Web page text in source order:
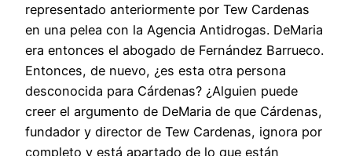
representado anteriormente por Tew Cardenas
en una pelea con la Agencia Antidrogas. DeMaria
era entonces el abogado de Fernández Barrueco.
Entonces, de nuevo, ¿es esta otra persona
desconocida para Cárdenas? ¿Alguien puede
creer el argumento de DeMaria de que Cárdenas,
fundador y director de Tew Cardenas, ignora por
completo y está apartado de lo que están